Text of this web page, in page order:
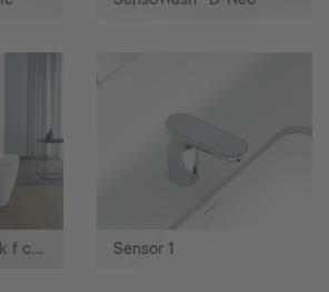
SensoWash® Starck f campaign landing page Sensor 1